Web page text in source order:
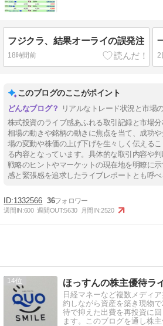
フジクラ、結果オーライの誤発注
18時間前 2
このブログのここがポイント
リアルなトレード状況と市場
株式投資のライブ感あふれる取引記録と市場
相場の動きや銘柄の動きに焦点を当て、成功
場の変動や株価の上げ下げを生々しく伝える
る内容となっています。具体的な取引内容や
戦略のヒントやマーケットの現在地を明瞭に
感と緊張感を追求したライブレポートとも呼べ
1332566 36
週間IN:600 週間OUT:5630 月間IN:2520
14 ほっすんの株主優待ラ
日経マネーなど複数メディ
約しながら資産を築き現物
待で抑えた出費を再投資に
ます。このブログを通し株